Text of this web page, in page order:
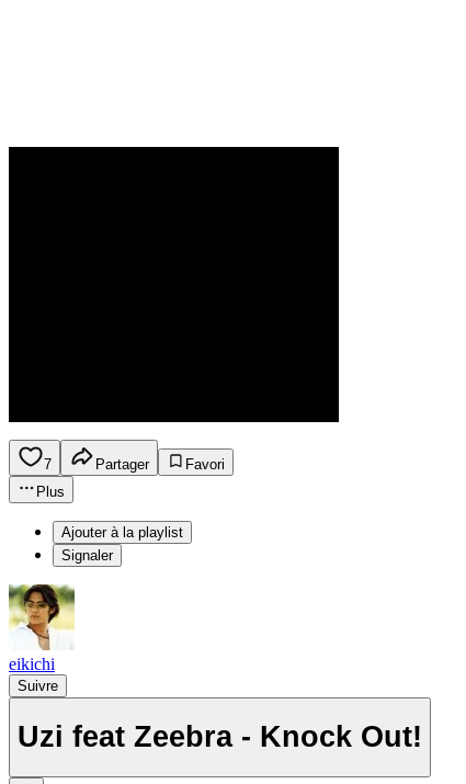
7 Partager
Favori
Plus
Ajouter à la playlist
Signaler
eikichi
Suivre
Uzi feat Zeebra - Knock Out!